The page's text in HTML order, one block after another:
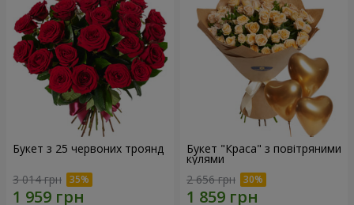
Букет з 25 червоних троянд
3 014 грн
Букет "Краса" з повітряними
кулями
2 656 грн